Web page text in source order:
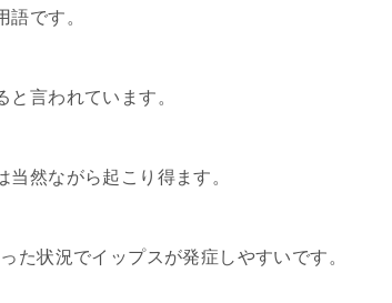
です。
言われています。
然ながら起こり得ます。
た状況でイップスが発症しやすいです。